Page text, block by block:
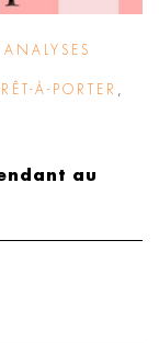
À-PORTER
au